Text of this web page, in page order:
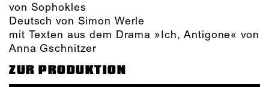
von Sophokles
Deutsch von Simon Werle
mit Texten aus dem Drama »Ich, Antigone« von
Anna Gschnitzer
ZUR PRODUKTION